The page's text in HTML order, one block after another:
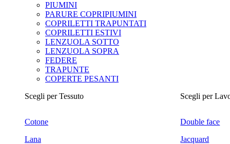
PIUMINI
PARURE COPRIPIUMINI
COPRILETTI TRAPUNTATI
COPRILETTI ESTIVI
LENZUOLA SOTTO
LENZUOLA SOPRA
FEDERE
TRAPUNTE
COPERTE PESANTI
Scegli per Tessuto
Cotone
Lana
Scegli per
Double face
Jacquard